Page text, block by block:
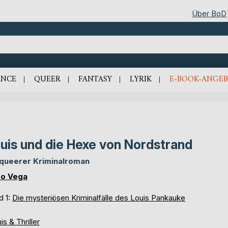
Über BoD
QUEER FANTASY LYRIK E-BOOK-
und die Hexe von Nordstrand
Kriminalroman
Vega
1: Die mysteriösen Kriminalfälle des Louis Pankauke
& Thriller